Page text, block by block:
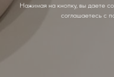
Нажимая на кнопку, вы даете
соглашаетесь c